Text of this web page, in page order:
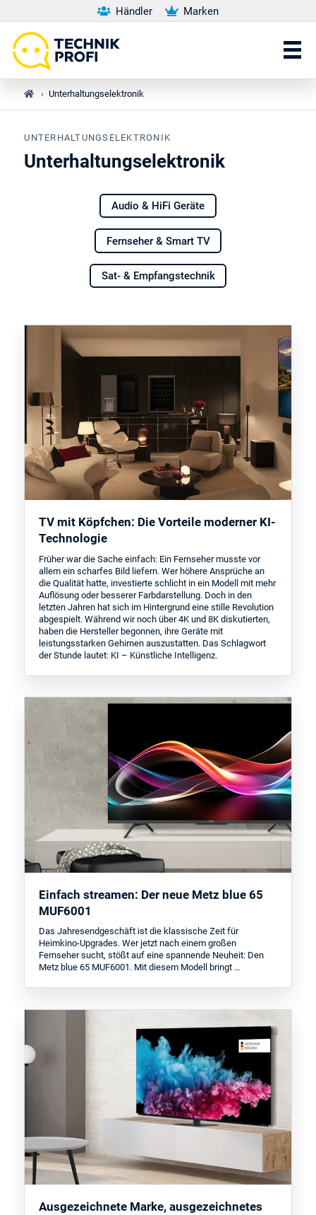
Händler Marken
› Unterhaltungselektronik
UNTERHALTUNGSELEKTRONIK
Unterhaltungselektronik
Audio & HiFi Geräte
Fernseher & Smart TV
Sat- & Empfangstechnik
TV mit Köpfchen: Die Vorteile moderner KI-
Technologie
Früher war die Sache einfach: Ein Fernseher musste vor
allem ein scharfes Bild liefern. Wer höhere Ansprüche an
die Qualität hatte, investierte schlicht in ein Modell mit mehr
Auflösung oder besserer Farbdarstellung. Doch in den
letzten Jahren hat sich im Hintergrund eine stille Revolution
abgespielt. Während wir noch über 4K und 8K diskutierten,
haben die Hersteller begonnen, ihre Geräte mit
leistungsstarken Gehirnen auszustatten. Das Schlagwort
der Stunde lautet: KI – Künstliche Intelligenz.
Einfach streamen: Der neue Metz blue 65
MUF6001
Das Jahresendgeschäft ist die klassische Zeit für
Heimkino-Upgrades. Wer jetzt nach einem großen
Fernseher sucht, stößt auf eine spannende Neuheit: Den
Metz blue 65 MUF6001. Mit diesem Modell bringt …
Ausgezeichnete Marke, ausgezeichnetes